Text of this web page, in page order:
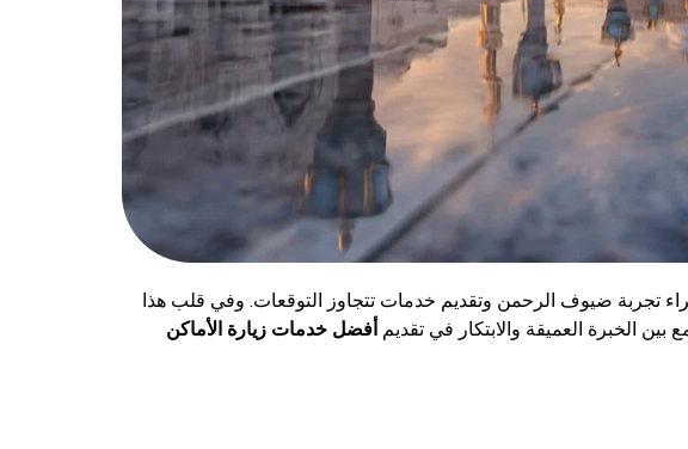
إلى إثراء تجربة ضيوف الرحمن وتقديم خدمات تتجاوز التوقعات. وفي قلب هذا
بين الخبرة العميقة والابتكار في تقديم أفضل خدمات زيارة الأماكن